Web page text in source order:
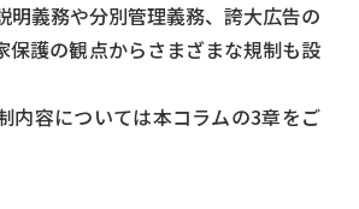
明義務や分別管理義務、誇大広告の
保護の観点からさまざまな規制も設
内容については本コラムの3章をご